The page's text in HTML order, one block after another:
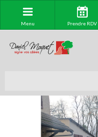
Menu Prendre RDV